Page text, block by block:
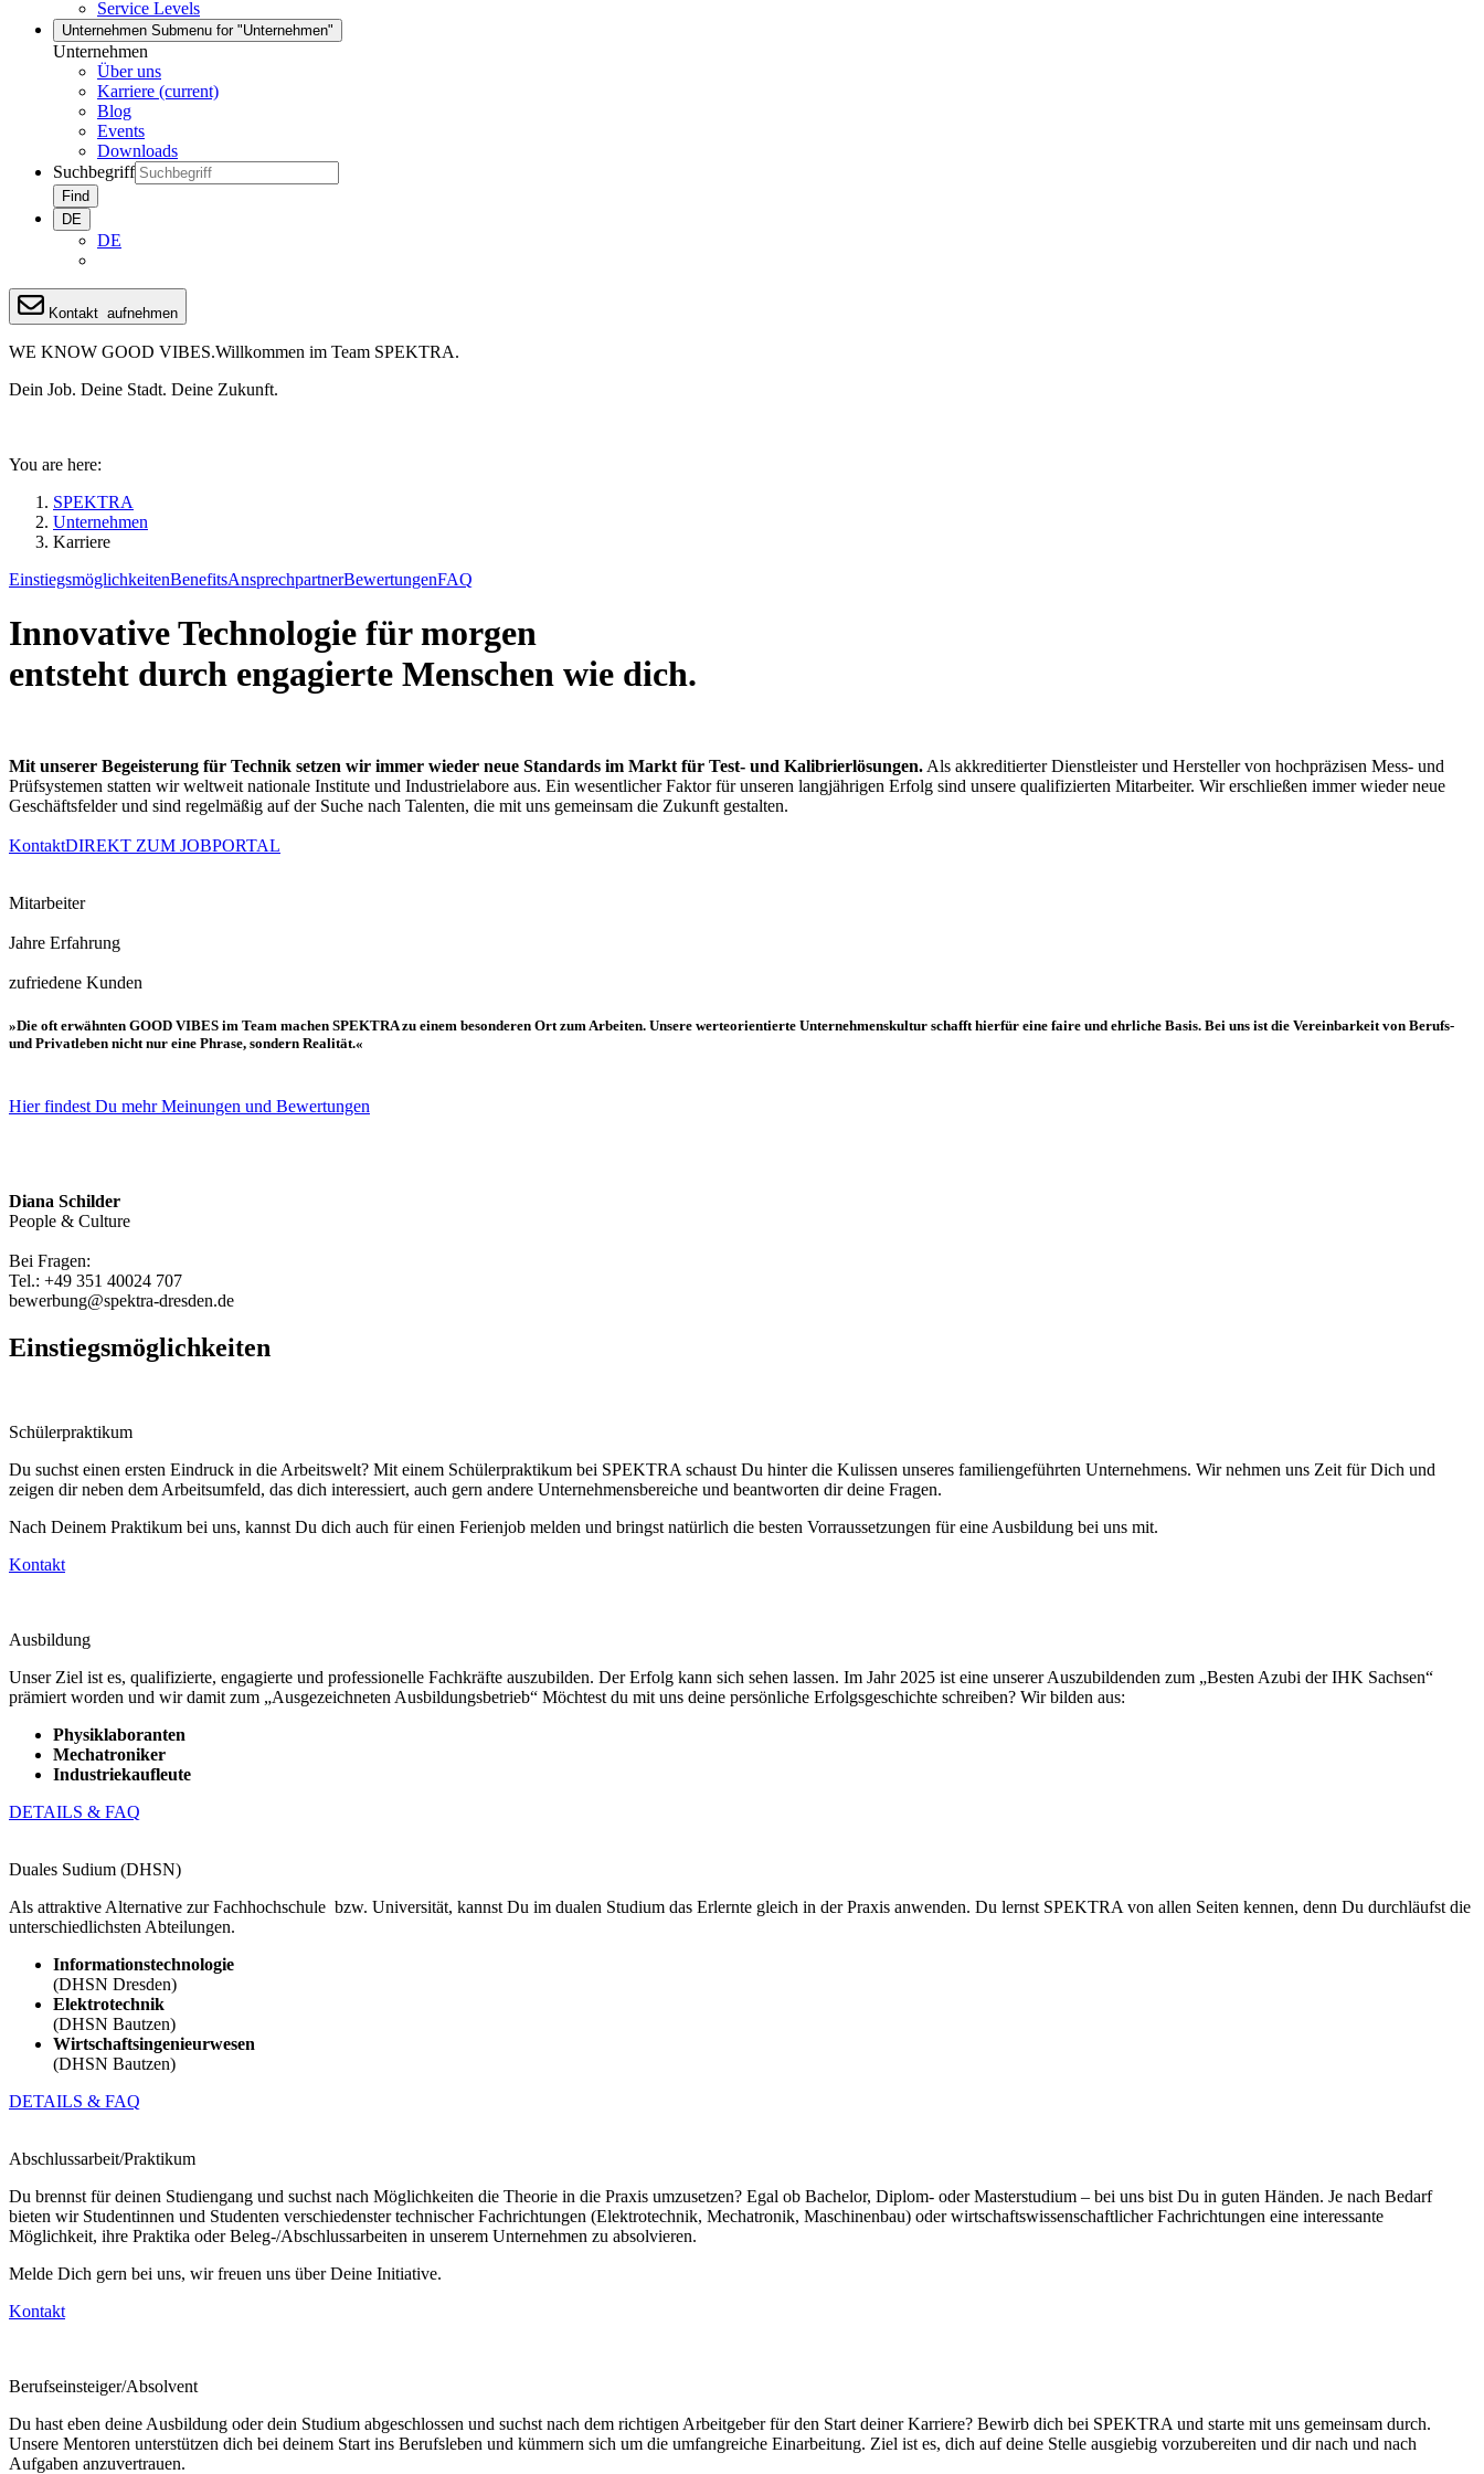
Service Levels
Unternehmen Submenu for "Unternehmen"
Unternehmen
Über uns
Karriere (current)
Blog
Events
Downloads
Suchbegriff
Find
DE
DE
Kontakt aufnehmen
WE KNOW GOOD VIBES.Willkommen im Team SPEKTRA.
Dein Job. Deine Stadt. Deine Zukunft.
You are here:
SPEKTRA
Unternehmen
Karriere
EinstiegsmöglichkeitenBenefitsAnsprechpartnerBewertungenFAQ
Innovative Technologie für morgen
entsteht durch engagierte Menschen wie dich.
Mit unserer Begeisterung für Technik setzen wir immer wieder neue Standards im Markt für Test- und Kalibrierlösungen. Als akkreditierter Dienstleister und Hersteller von hochpräzisen Mess- und
Prüfsystemen statten wir weltweit nationale Institute und Industrielabore aus. Ein wesentlicher Faktor für unseren langjährigen Erfolg sind unsere qualifizierten Mitarbeiter. Wir erschließen immer wieder neue
Geschäftsfelder und sind regelmäßig auf der Suche nach Talenten, die mit uns gemeinsam die Zukunft gestalten.
KontaktDIREKT ZUM JOBPORTAL
Mitarbeiter
Jahre Erfahrung
zufriedene Kunden
»Die oft erwähnten GOOD VIBES im Team machen SPEKTRA zu einem besonderen Ort zum Arbeiten. Unsere werteorientierte Unternehmenskultur schafft hierfür eine faire und ehrliche Basis. Bei uns ist die Vereinbarkeit von Berufs-
und Privatleben nicht nur eine Phrase, sondern Realität.«
Hier findest Du mehr Meinungen und Bewertungen
Diana Schilder
People & Culture
Bei Fragen:
Tel.: +49 351 40024 707
bewerbung@spektra-dresden.de
Einstiegsmöglichkeiten
Schülerpraktikum
Du suchst einen ersten Eindruck in die Arbeitswelt? Mit einem Schülerpraktikum bei SPEKTRA schaust Du hinter die Kulissen unseres familiengeführten Unternehmens. Wir nehmen uns Zeit für Dich und
zeigen dir neben dem Arbeitsumfeld, das dich interessiert, auch gern andere Unternehmensbereiche und beantworten dir deine Fragen.
Nach Deinem Praktikum bei uns, kannst Du dich auch für einen Ferienjob melden und bringst natürlich die besten Vorraussetzungen für eine Ausbildung bei uns mit.
Kontakt
Ausbildung
Unser Ziel ist es, qualifizierte, engagierte und professionelle Fachkräfte auszubilden. Der Erfolg kann sich sehen lassen. Im Jahr 2025 ist eine unserer Auszubildenden zum „Besten Azubi der IHK Sachsen“
prämiert worden und wir damit zum „Ausgezeichneten Ausbildungsbetrieb“ Möchtest du mit uns deine persönliche Erfolgsgeschichte schreiben? Wir bilden aus:
Physiklaboranten
Mechatroniker
Industriekaufleute
DETAILS & FAQ
Duales Sudium (DHSN)
Als attraktive Alternative zur Fachhochschule bzw. Universität, kannst Du im dualen Studium das Erlernte gleich in der Praxis anwenden. Du lernst SPEKTRA von allen Seiten kennen, denn Du durchläufst die
unterschiedlichsten Abteilungen.
Informationstechnologie
(DHSN Dresden)
Elektrotechnik
(DHSN Bautzen)
Wirtschaftsingenieurwesen
(DHSN Bautzen)
DETAILS & FAQ
Abschlussarbeit/Praktikum
Du brennst für deinen Studiengang und suchst nach Möglichkeiten die Theorie in die Praxis umzusetzen? Egal ob Bachelor, Diplom- oder Masterstudium – bei uns bist Du in guten Händen. Je nach Bedarf
bieten wir Studentinnen und Studenten verschiedenster technischer Fachrichtungen (Elektrotechnik, Mechatronik, Maschinenbau) oder wirtschaftswissenschaftlicher Fachrichtungen eine interessante
Möglichkeit, ihre Praktika oder Beleg-/Abschlussarbeiten in unserem Unternehmen zu absolvieren.
Melde Dich gern bei uns, wir freuen uns über Deine Initiative.
Kontakt
Berufseinsteiger/Absolvent
Du hast eben deine Ausbildung oder dein Studium abgeschlossen und suchst nach dem richtigen Arbeitgeber für den Start deiner Karriere? Bewirb dich bei SPEKTRA und starte mit uns gemeinsam durch.
Unsere Mentoren unterstützen dich bei deinem Start ins Berufsleben und kümmern sich um die umfangreiche Einarbeitung. Ziel ist es, dich auf deine Stelle ausgiebig vorzubereiten und dir nach und nach
Aufgaben anzuvertrauen.